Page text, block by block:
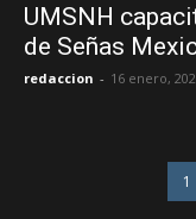
UMSNH
de Señas
redaccion - 16 enero,
1